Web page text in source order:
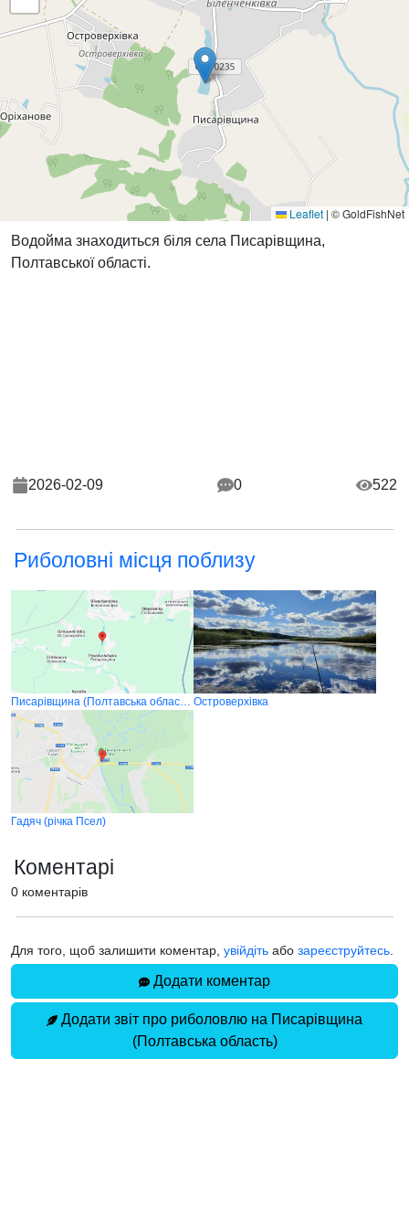
Leaflet | © GoldFishNet
Водойма знаходиться біля села Писарівщина,
Полтавської області.
2026-02-09 0 522
Риболовні місця поблизу
Писарівщина (Полтавська область) Островерхівка
Гадяч (річка Псел)
Коментарі
0 коментарів
Для того, щоб залишити коментар, увійдіть або зареєструйтесь
Додати коментар
Додати звіт про риболовлю на Писарівщина
(Полтавська область)